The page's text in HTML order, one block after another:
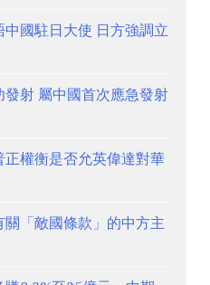
中國駐日大使 日方強調立
射 屬中國首次應急發射
權衡是否允英偉達對華
關「敵國條款」的中方主